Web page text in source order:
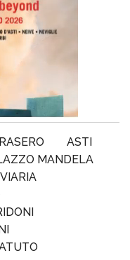
RASERO
ASTI
MANDELA